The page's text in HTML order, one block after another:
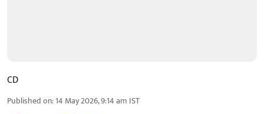
CD
Published on:14 May 2026, 9:14 am IST